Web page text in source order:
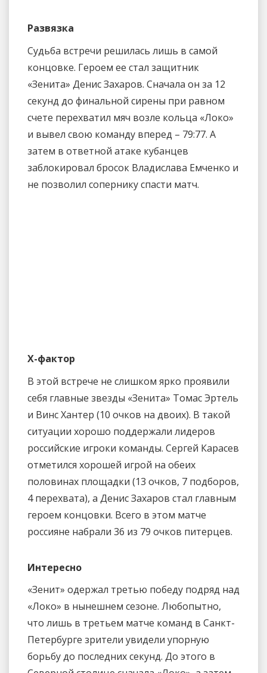
Развязка
Судьба встречи решилась лишь в самой
концовке. Героем ее стал защитник
«Зенита» Денис Захаров. Сначала он за 12
секунд до финальной сирены при равном
счете перехватил мяч возле кольца «Локо»
и вывел свою команду вперед – 79:77. А
затем в ответной атаке кубанцев
заблокировал бросок Владислава Емченко и
не позволил сопернику спасти матч.
X-фактор
В этой встрече не слишком ярко проявили
себя главные звезды «Зенита» Томас Эртель
и Винс Хантер (10 очков на двоих). В такой
ситуации хорошо поддержали лидеров
российские игроки команды. Сергей Карасев
отметился хорошей игрой на обеих
половинах площадки (13 очков, 7 подборов,
4 перехвата), а Денис Захаров стал главным
героем концовки. Всего в этом матче
россияне набрали 36 из 79 очков питерцев.
Интересно
«Зенит» одержал третью победу подряд над
«Локо» в нынешнем сезоне. Любопытно,
что лишь в третьем матче команд в Санкт-
Петербурге зрители увидели упорную
борьбу до последних секунд. До этого в